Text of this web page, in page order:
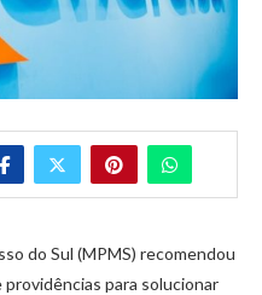
do Sul (MPMS) recomendou
para solucionar